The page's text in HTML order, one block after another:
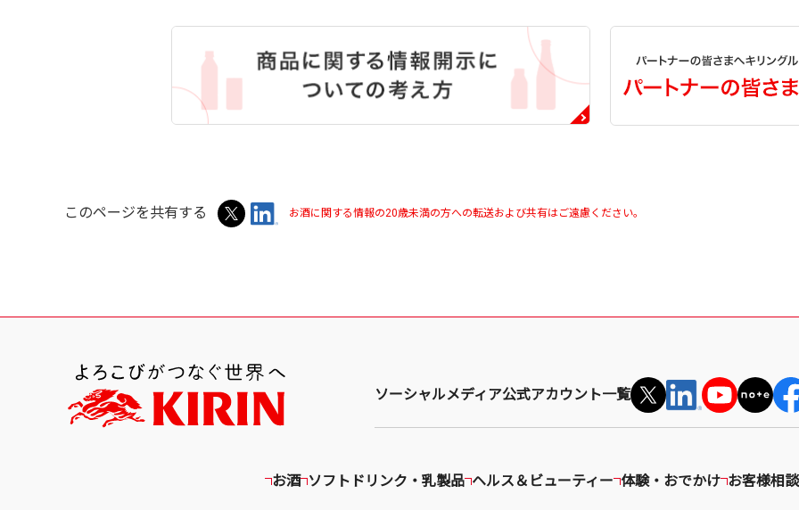
このページを共有する お酒に関する情報の20歳未満の方への転送および共有はご遠慮ください。
ソーシャルメディア公式アカウント一覧
お酒 ソフトドリンク・乳製品 ヘルス＆ビューティー 体験・おでかけ お客様相